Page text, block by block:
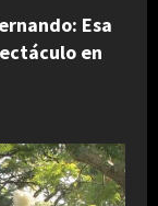
Esa
en